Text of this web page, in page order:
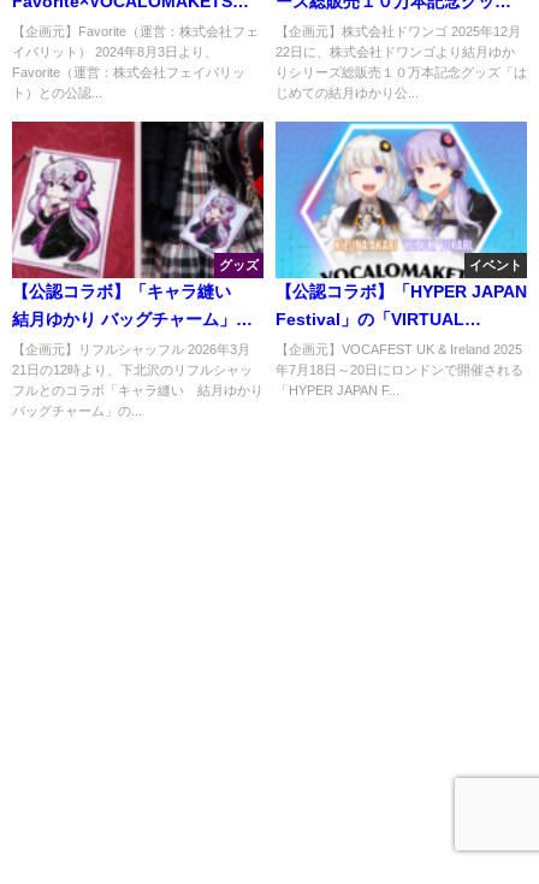
月ゆかりパーカー」販売価格の
割引および「結月ゆかり 雫 カー
ディガン」予約開始【8/29制作
【企画元】Favorite（運営：株式会社フェ
イバリット） 2024年8月3日より、
Favorite（運営：株式会社フェイバリッ
ト）との公認...
「はじめての結月ゆかり公認抱
き枕カバー」が予約販売開始
【企画元】株式会社ドワンゴ 2025年12月
22日に、株式会社ドワンゴより結月ゆか
りシリーズ総販売１０万本記念グッズ「は
じめての結月ゆかり公...
グッズ
【公認コラボ】「キャラ縫い®
結月ゆかり バッグチャーム」発
売決定
【企画元】リフルシャッフル 2026年3月
21日の12時より、下北沢のリフルシャッ
フルとのコラボ「キャラ縫い®結月ゆかり
バッグチャーム」の...
イベント
【公認コラボ】「HYPER JAPAN
Festival」の「VIRTUAL
Theatre」に結月ゆかり・紲星あ
かりの出演が決定
【企画元】VOCAFEST UK & Ireland 2025
年7月18日～20日にロンドンで開催される
「HYPER JAPAN F...